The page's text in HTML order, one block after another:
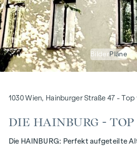
BilderPläne
1030 Wien, Hainburger Straße 47 - Top
DIE HAINBURG - TOP
Die HAINBURG: Perfekt aufgeteilte